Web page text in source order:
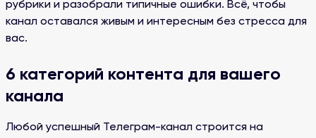
рубрики и разобрали типичные ошибки. Всё, чтобы
канал оставался живым и интересным без стресса для
вас.
6 категорий контента для вашего
канала
Любой успешный Телеграм-канал строится на